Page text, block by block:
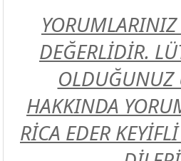
DEĞERLİDİR.
OLDUĞUNUZ
HAKKINDA
RİCA EDER